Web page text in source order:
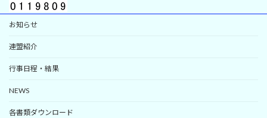
お知らせ
連盟紹介
行事日程・結果
NEWS
各書類ダウンロード